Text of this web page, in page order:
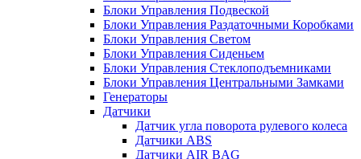
Блоки Управления Подвеской
Блоки Управления Раздаточными Коробками
Блоки Управления Светом
Блоки Управления Сиденьем
Блоки Управления Стеклоподъемниками
Блоки Управления Центральными Замками
Генераторы
Датчики
Датчик угла поворота рулевого колеса
Датчики ABS
Датчики AIR BAG